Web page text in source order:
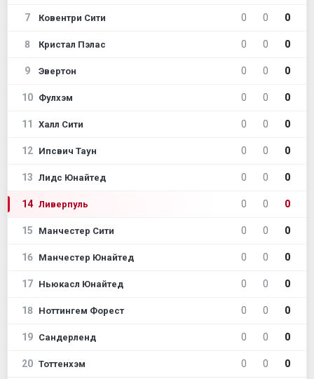
7 Ковентри Сити 0 0 0
8 Кристал Пэлас 0 0 0
9 Эвертон 0 0 0
10 Фулхэм 0 0 0
11 Халл Сити 0 0 0
12 Ипсвич Таун 0 0 0
13 Лидс Юнайтед 0 0 0
14 Ливерпуль 0 0 0
15 Манчестер Сити 0 0 0
16 Манчестер Юнайтед 0 0 0
17 Ньюкасл Юнайтед 0 0 0
18 Ноттингем Форест 0 0 0
19 Сандерленд 0 0 0
20 Тоттенхэм 0 0 0